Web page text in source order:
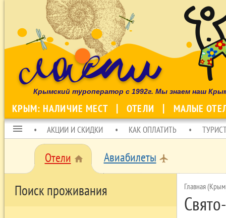
Крымский туроператор с 1992г. Мы знаем наш
КРЫМ: НАЛИЧИЕ МЕСТ ОТЕЛИ МАЛЫЕ
menu АКЦИИ И СКИДКИ КАК ОПЛАТИТЬ
Отели home Авиабилеты local_airport
Поиск проживания Главная